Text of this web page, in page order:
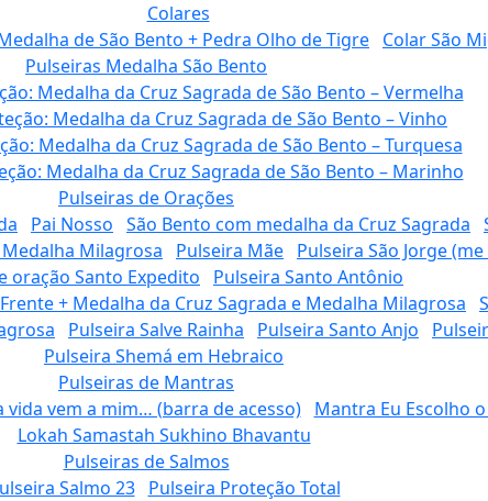
Colares
de São Bento + Pedra Olho de Tigre Colar São
Pulseiras Medalha São Bento
Medalha da Cruz Sagrada de São Bento – Vermelha
Medalha da Cruz Sagrada de São Bento – Vinho
Medalha da Cruz Sagrada de São Bento – Turquesa
Medalha da Cruz Sagrada de São Bento – Marinho
Pulseiras de Orações
Pai Nosso São Bento com medalha da Cruz Sagrada
Milagrosa
Pulseira Mãe Pulseira São Jorge
oração Santo Expedito
Pulseira Santo Antônio
+ Medalha da Cruz Sagrada e Medalha Milagrosa
Pulseira Salve Rainha Pulseira Santo Anjo
Pulseira Shemá em Hebraico
Pulseiras de Mantras
vida vem a mim… (barra de acesso) Mantra Eu Escolho
Lokah Samastah Sukhino Bhavantu
Pulseiras de Salmos
Salmo 23
Pulseira Proteção Total